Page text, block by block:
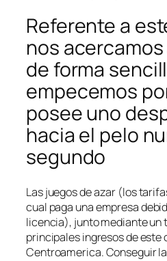
Referente a
nos
de forma
empecemos
posee uno
hacia el pelo
segundo
Las juegos de azar (los
cual paga una empresa
licencia), junto mediante un
principales ingresos de este
Centroamerica. Conseguir